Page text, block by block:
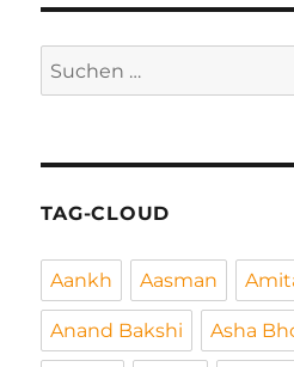
Suchen
nach:
TAG-CLOUD
Aankh Aasman
Anand Bakshi Asha